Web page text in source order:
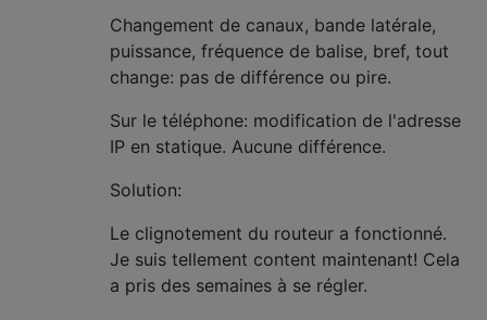
Changement de canaux, bande latérale,
puissance, fréquence de balise, bref, tout
change: pas de différence ou pire.
Sur le téléphone: modification de l'adresse
IP en statique. Aucune différence.
Solution:
Le clignotement du routeur a fonctionné.
Je suis tellement content maintenant! Cela
a pris des semaines à se régler.